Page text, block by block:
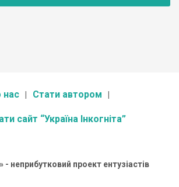
нас Стати автором
сайт “Україна Інкогніта”
- неприбутковий проект ентузіастів